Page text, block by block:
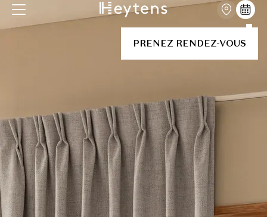
PRENEZ RENDEZ-VOUS